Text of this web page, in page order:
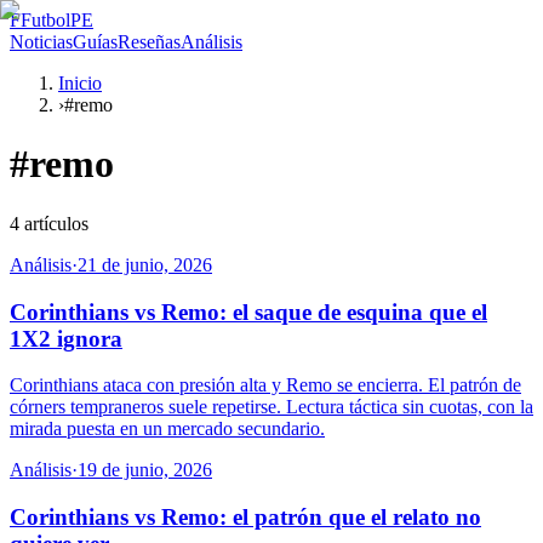
FFutbolPE
NoticiasGuíasReseñasAnálisis
Inicio
›#remo
#remo
4 artículos
Análisis·21 de junio, 2026
Corinthians vs Remo: el saque de esquina que el
1X2 ignora
Corinthians ataca con presión alta y Remo se encierra. El patrón de
córners tempraneros suele repetirse. Lectura táctica sin cuotas, con la
mirada puesta en un mercado secundario.
Análisis·19 de junio, 2026
Corinthians vs Remo: el patrón que el relato no